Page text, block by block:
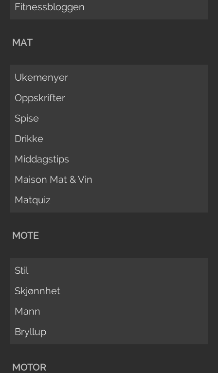
Fitnessbloggen
MAT
Ukemenyer
Oppskrifter
Spise
Drikke
Middagstips
Maison Mat & Vin
Matquiz
MOTE
Stil
Skjønnhet
Mann
Bryllup
MOTOR